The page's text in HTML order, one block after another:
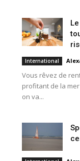
International
Vous rêvez de
profitant de la
on va...